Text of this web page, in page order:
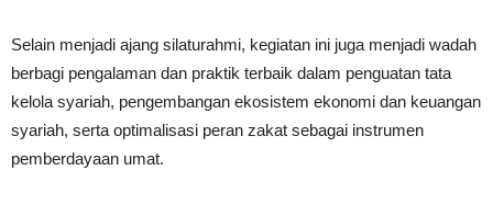
Selain menjadi ajang silaturahmi, kegiatan ini juga menjadi wadah
berbagi pengalaman dan praktik terbaik dalam penguatan tata
kelola syariah, pengembangan ekosistem ekonomi dan keuangan
syariah, serta optimalisasi peran zakat sebagai instrumen
pemberdayaan umat.